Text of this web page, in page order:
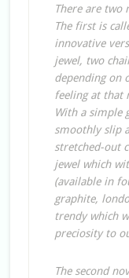
There are
The first is
innovative
jewel, two
depending on
feeling at that
With a simple
smoothly slip
stretched-out
jewel which
(available in
graphite,
trendy which
preciosity to
The second